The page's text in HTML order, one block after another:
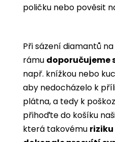
poličku nebo pověsit
Při sázení diamantů
rámu doporučujeme
např. knížkou nebo
aby nedocházelo k
plátna, a tedy k
přihoďte do košíku
která takovému